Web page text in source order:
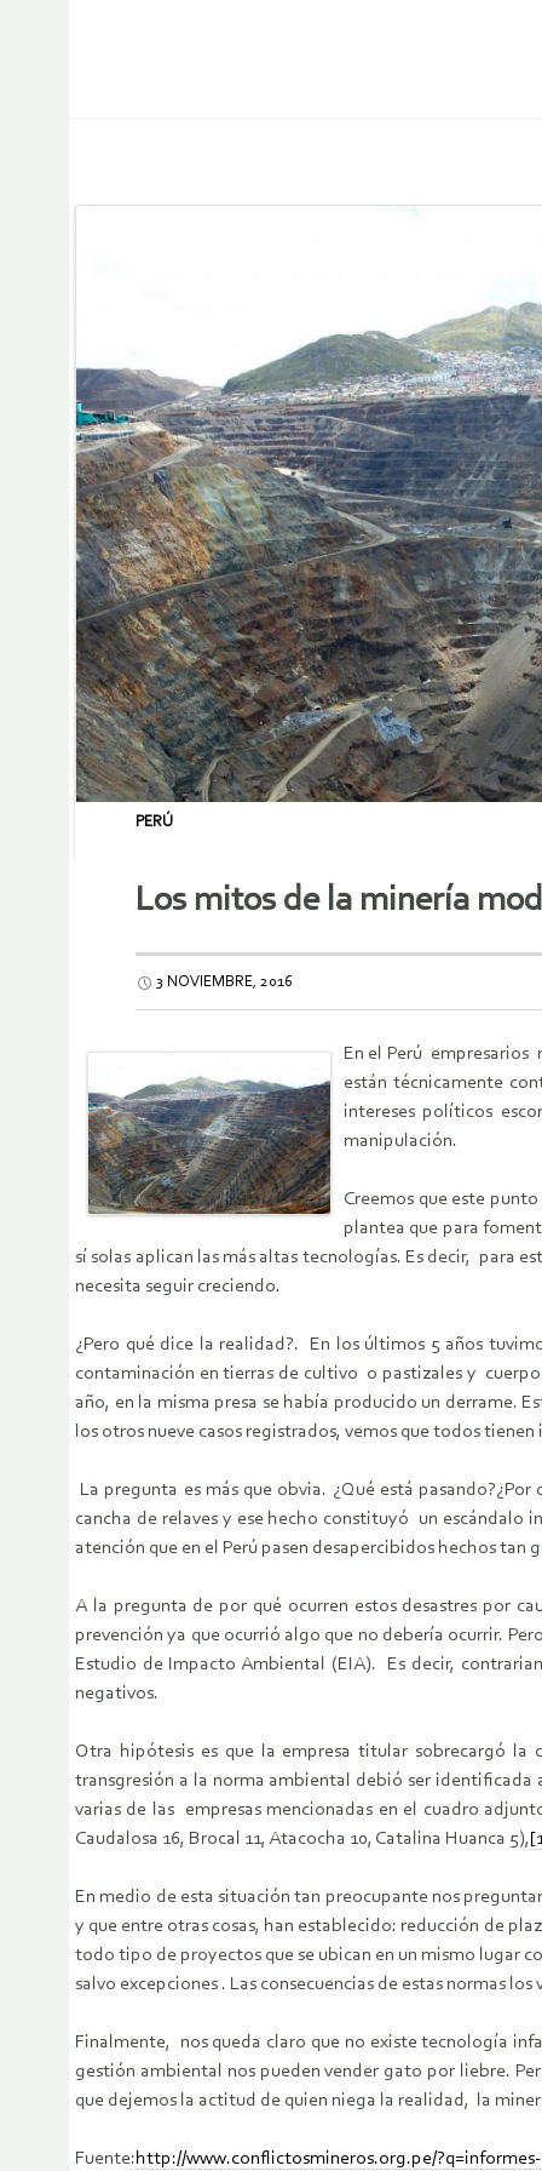
PERÚ
Los mitos de la minería
3 NOVIEMBRE, 2016
En el Perú empresarios
están técnicamente
intereses políticos
manipulación.
Creemos que este
plantea que para
sí solas aplican las más altas tecnologías. Es decir, para
necesita seguir creciendo.
¿Pero qué dice la realidad?. En los últimos 5 años
contaminación en tierras de cultivo o pastizales y
año, en la misma presa se había producido un derrame.
los otros nueve casos registrados, vemos que todos
La pregunta es más que obvia. ¿Qué está
cancha de relaves y ese hecho constituyó un escándalo
atención que en el Perú pasen desapercibidos hechos tan
A la pregunta de por qué ocurren estos desastres por
prevención ya que ocurrió algo que no debería ocurrir.
Estudio de Impacto Ambiental (EIA). Es decir,
negativos.
Otra hipótesis es que la empresa titular sobrecargó la
transgresión a la norma ambiental debió ser identificada
varias de las empresas mencionadas en el cuadro
Caudalosa 16, Brocal 11, Atacocha 10, Catalina Huanca 5),
En medio de esta situación tan preocupante nos
y que entre otras cosas, han establecido: reducción de
todo tipo de proyectos que se ubican en un mismo lugar
salvo excepciones . Las consecuencias de estas normas
Finalmente, nos queda claro que no existe tecnología
gestión ambiental nos pueden vender gato por liebre.
que dejemos la actitud de quien niega la realidad, la
Fuente:http://www.conflictosmineros.org.pe/?q=informes-